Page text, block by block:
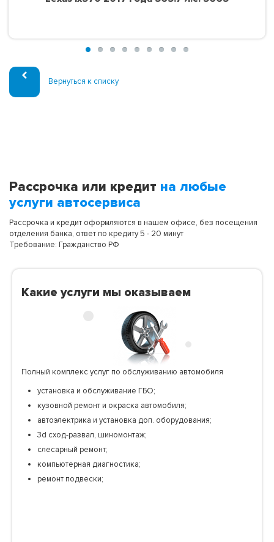
Вернуться к списку
Рассрочка или кредит на любые
услуги автосервиса
Рассрочка и кредит оформляются в нашем офисе, без посещения
отделения банка, ответ по кредиту 5 - 20 минут
Требование: Гражданство РФ
Какие услуги мы оказываем
Полный комплекс услуг по обслуживанию автомобиля
установка и обслуживание ГБО;
кузовной ремонт и окраска автомобиля;
автоэлектрика и установка доп. оборудования;
3d сход-развал, шиномонтаж;
слесарный ремонт;
компьютерная диагностика;
ремонт подвески;